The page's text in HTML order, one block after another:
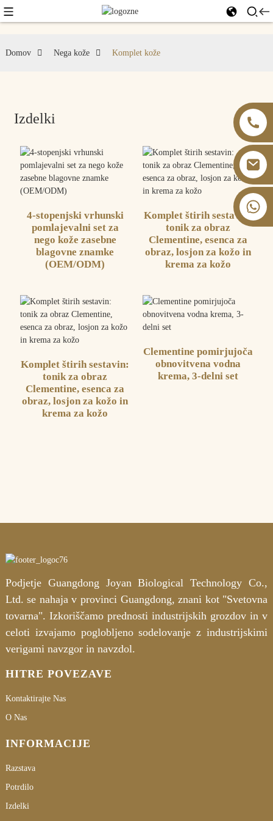
Domov Nega kože Komplet kože
Izdelki
4-stopenjski vrhunski
pomlajevalni set za
nego kože zasebne
blagovne znamke
(OEM/ODM)
Komplet štirih sestavin:
tonik za obraz
Clementine, esenca za
obraz, losjon za kožo in
krema za kožo
Komplet štirih sestavin:
tonik za obraz
Clementine, esenca za
obraz, losjon za kožo in
krema za kožo
Clementine pomirjujoča
obnovitvena vodna
krema, 3-delni set
Podjetje Guangdong Joyan Biological Technology Co.,
Ltd. se nahaja v provinci Guangdong, znani kot "Svetovna
tovarna". Izkoriščamo prednosti industrijskih grozdov in v
celoti izvajamo poglobljeno sodelovanje z industrijskimi
verigami navzgor in navzdol.
HITRE POVEZAVE
Kontaktirajte Nas
O Nas
INFORMACIJE
Razstava
Potrdilo
Izdelki